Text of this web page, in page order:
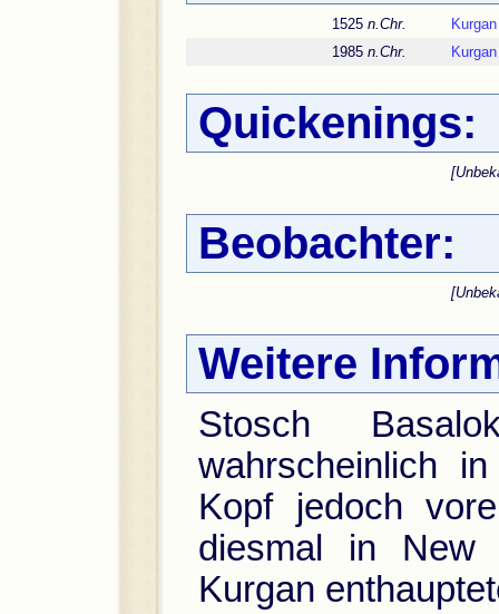
1525 n.Chr.
Kurgan
1985 n.Chr. Kurgan
Quickenings:
Beobachter:
Weitere
Stosch
wahrscheinlich
Kopf jedoch
diesmal in
Kurgan